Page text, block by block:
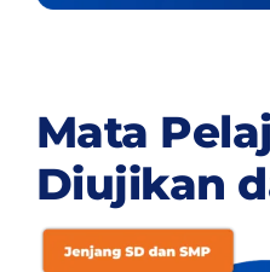
Mata
Diujikan